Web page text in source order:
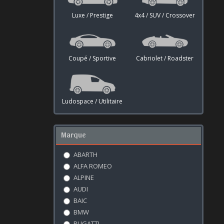
Luxe / Prestige 4x4 / SUV / Crossover
Coupé / Sportive Cabriolet / Roadster
Ludospace / Utilitaire
Marque
ABARTH
ALFA ROMEO
ALPINE
AUDI
BAIC
BMW